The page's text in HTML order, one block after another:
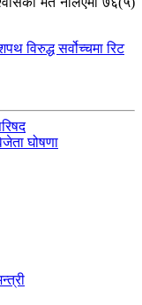
विरुद्ध सर्वोच्चमा रिट
घोषणा